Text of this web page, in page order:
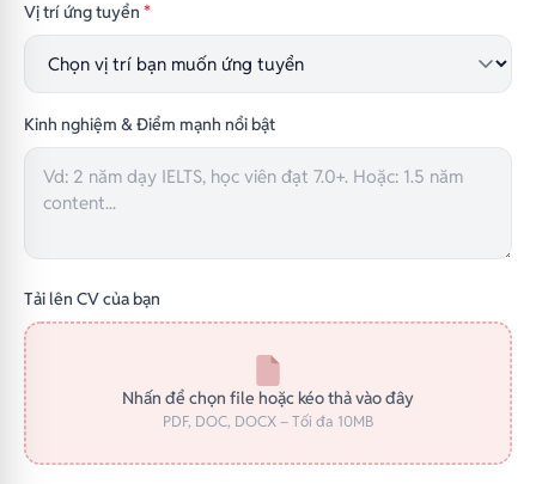
Vị trí ứng tuyển *
Kinh nghiệm & Điểm mạnh nổi bật
Tải lên CV của bạn
Nhấn để chọn file hoặc kéo thả vào đây
PDF, DOC, DOCX – Tối đa 10MB